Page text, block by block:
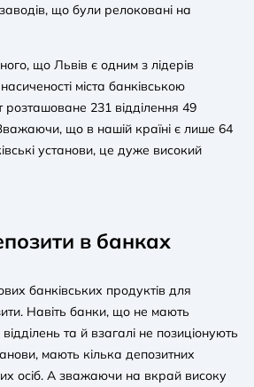
що були релоковані на
що Львів є одним з лідерів
міста банківською
розташоване 231 відділення 49
що в нашій країні є лише 64
установи, це дуже високий
в банках
банківських продуктів для
Навіть банки, що не мають
та й взагалі не позиціонують
мають кілька депозитних
осіб. А зважаючи на вкрай високу